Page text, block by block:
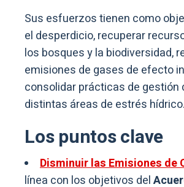
Sus esfuerzos tienen como
el desperdicio, recuperar
los bosques y la biodiversidad,
emisiones de gases de efecto
consolidar prácticas de gestión
distintas áreas de estrés hídrico.
Los puntos clave
Disminuir las Emisiones de
línea con los objetivos del